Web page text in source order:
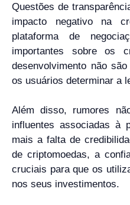
Questões de
impacto negativo na
plataforma de
importantes sobre os
desenvolvimento não
os usuários determinar a
Além disso, rumores
influentes associadas à
mais a falta de
de criptomoedas, a
cruciais para que os
nos seus investimentos.